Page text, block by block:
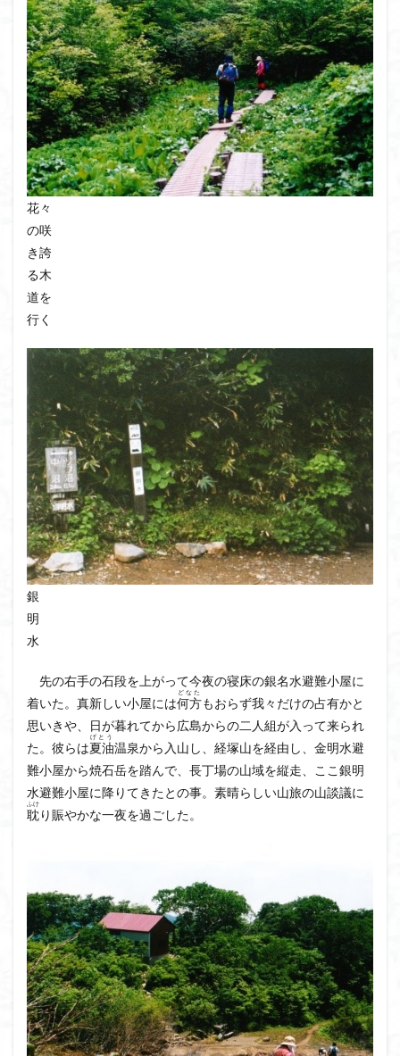
花々
の咲
き誇
る木
道を
行く
銀
明
水
先の右手の石段を上がって今夜の寝床の銀名水避難小屋に
着いた。真新しい小屋には何方
どなた
もおらず我々だけの占有かと
思いきや、日が暮れてから広島からの二人組が入って来られ
た。彼らは夏油
げとう
温泉から入山し、経塚山を経由し、金明水避
難小屋から焼石岳を踏んで、長丁場の山域を縦走、ここ銀明
水避難小屋に降りてきたとの事。素晴らしい山旅の山談議に
耽
ふけ
り賑やかな一夜を過ごした。